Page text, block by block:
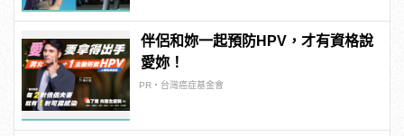
伴侶和妳一起預防HPV，才有資格說
愛妳！
PR・台灣癌症基金會